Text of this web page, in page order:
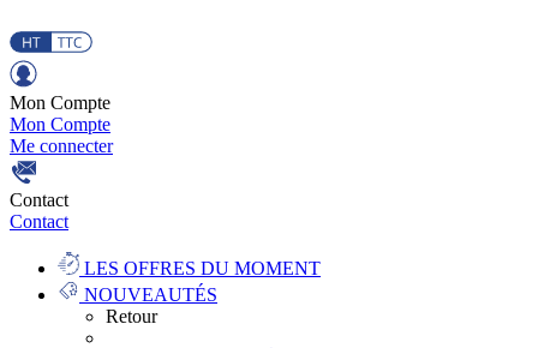
Mon Compte
Mon Compte
Me connecter
Contact
Contact
LES OFFRES DU MOMENT
NOUVEAUTÉS
Retour